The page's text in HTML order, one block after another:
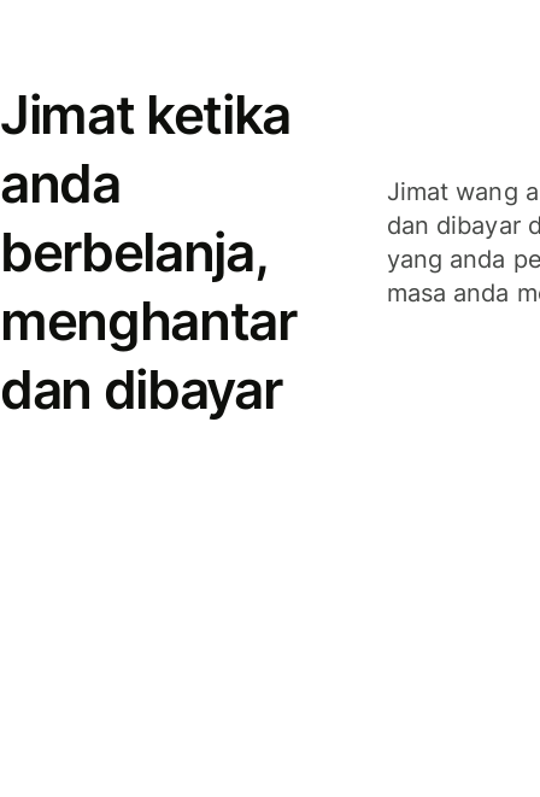
Jimat ketika
anda
berbelanja,
menghantar
dan dibayar
Jimat wang
dan dibayar
yang anda
masa anda